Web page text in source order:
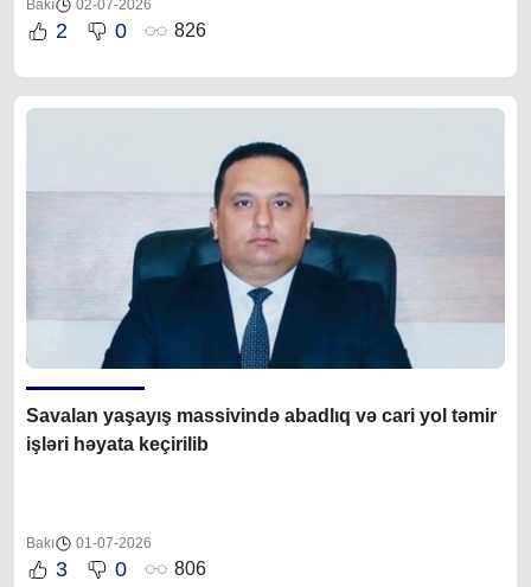
Bakı 02-07-2026
2 0 826
Savalan yaşayış massivində abadlıq və cari yol təmir
işləri həyata keçirilib
Bakı 01-07-2026
3 0 806